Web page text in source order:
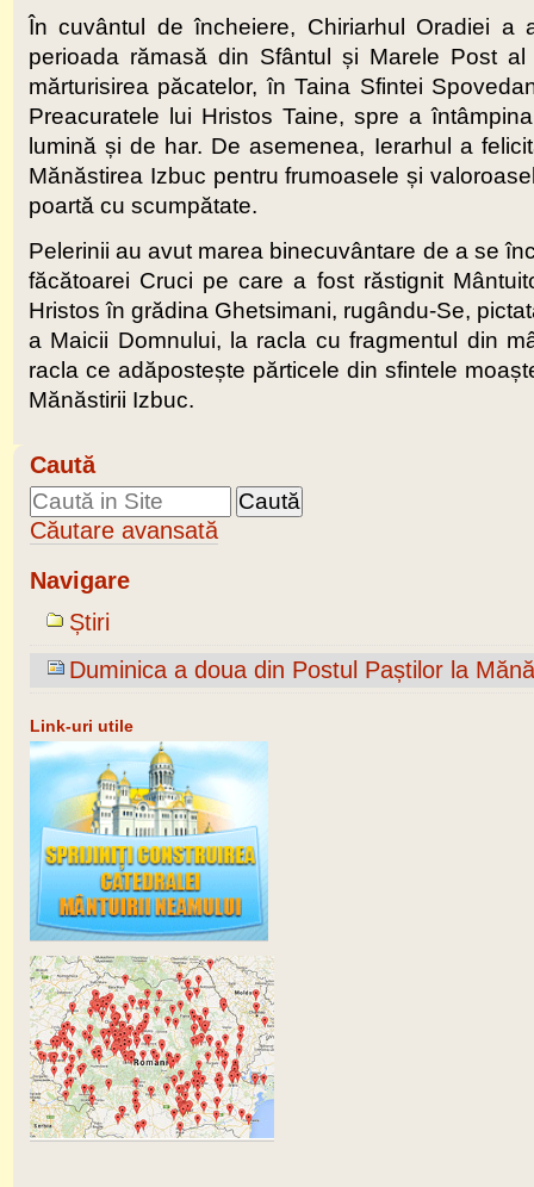
În cuvântul de încheiere, Chiriarhul Oradiei a
perioada rămasă din Sfântul și Marele Post
mărturisirea păcatelor, în Taina Sfintei
Preacuratele lui Hristos Taine, spre a
lumină și de har. De asemenea, Ierarhul a
Mănăstirea Izbuc pentru frumoasele și
poartă cu scumpătate.
Pelerinii au avut marea binecuvântare de a se
făcătoarei Cruci pe care a fost răstignit
Hristos în grădina Ghetsimani, rugându-Se,
a Maicii Domnului, la racla cu fragmentul din
racla ce adăpostește părticele din sfintele
Mănăstirii Izbuc.
Caută
Căutare avansată
Navigare
Știri
Duminica a doua din Postul Paștilor la
Link-uri utile